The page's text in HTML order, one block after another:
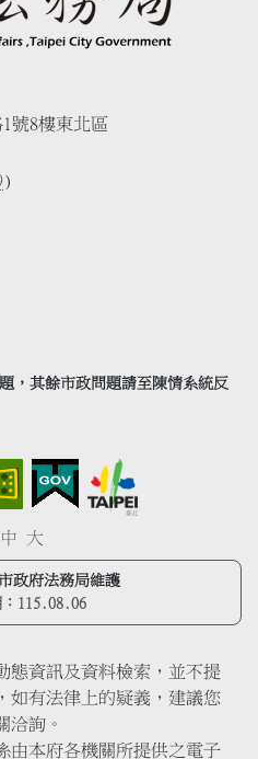
號8樓東北區
)
，其餘市政問題請至陳情系統反
中 大
政府法務局維護
115.08.06
態資訊及資料檢索，並不提
如有法律上的疑義，建議您
洽詢。
由本府各機關所提供之電子